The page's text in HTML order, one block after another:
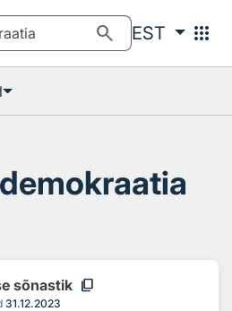
search EST apps
sõnastik content_copy
31.12.2023